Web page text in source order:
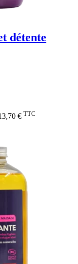
détente
€ TTC